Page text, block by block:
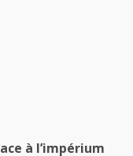
à l’impérium